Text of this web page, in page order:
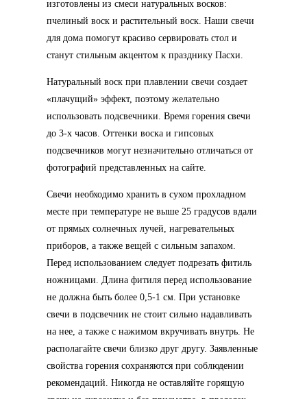
изготовлены из смеси натуральных восков:
пчелиный воск и растительный воск. Наши свечи
для дома помогут красиво сервировать стол и
станут стильным акцентом к празднику Пасхи.
Натуральный воск при плавлении свечи создает
«плачущий» эффект, поэтому желательно
использовать подсвечники. Время горения свечи
до 3-х часов. Оттенки воска и гипсовых
подсвечников могут незначительно отличаться от
фотографий представленных на сайте.
Свечи необходимо хранить в сухом прохладном
месте при температуре не выше 25 градусов вдали
от прямых солнечных лучей, нагревательных
приборов, а также вещей с сильным запахом.
Перед использованием следует подрезать фитиль
ножницами. Длина фитиля перед использование
не должна быть более 0,5-1 см. При установке
свечи в подсвечник не стоит сильно надавливать
на нее, а также с нажимом вкручивать внутрь. Не
располагайте свечи близко друг другу. Заявленные
свойства горения сохраняются при соблюдении
рекомендаций. Никогда не оставляйте горящую